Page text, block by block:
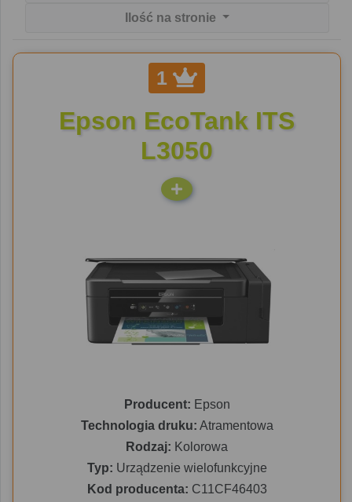
Ilość na stronie
1
Epson EcoTank ITS
L3050
Producent: Epson
Technologia druku: Atramentowa
Rodzaj: Kolorowa
Typ: Urządzenie wielofunkcyjne
Kod producenta: C11CF46403